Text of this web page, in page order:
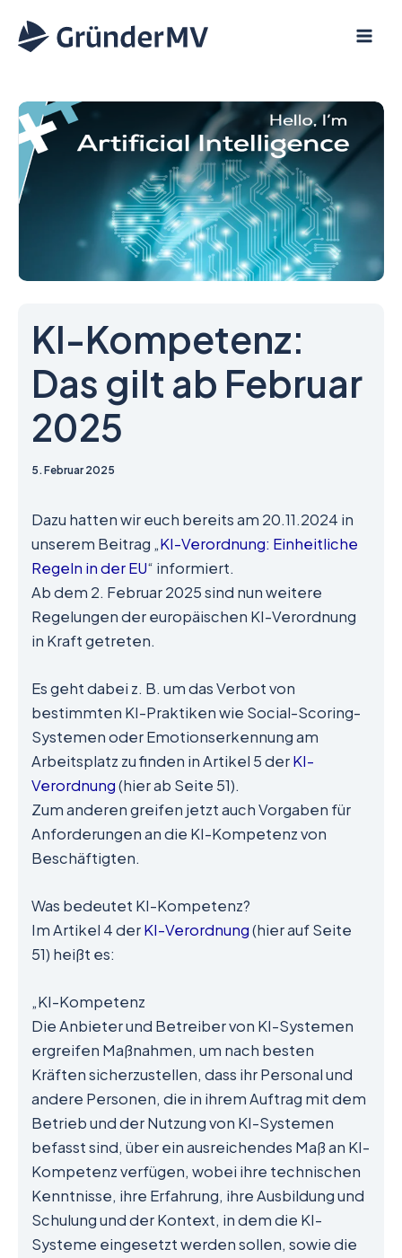
Inhalt
KI-Kompetenz:
Das gilt ab Februar
2025
5. Februar 2025
Dazu hatten wir euch bereits am 20.11.2024 in
unserem Beitrag „KI-Verordnung: Einheitliche
Regeln in der EU“ informiert.
Ab dem 2. Februar 2025 sind nun weitere
Regelungen der europäischen KI-Verordnung
in Kraft getreten.
Es geht dabei z. B. um das Verbot von
bestimmten KI-Praktiken wie Social-Scoring-
Systemen oder Emotionserkennung am
Arbeitsplatz zu finden in Artikel 5 derKI-
Verordnung(hier ab Seite 51).
Zum anderen greifen jetzt auch Vorgaben für
Anforderungen an die KI-Kompetenz von
Beschäftigten.
Was bedeutet KI-Kompetenz?
Im Artikel 4 derKI-Verordnung(hier auf Seite
51) heißt es:
„KI-Kompetenz
Die Anbieter und Betreiber von KI-Systemen
ergreifen Maßnahmen, um nach besten
Kräften sicherzustellen, dass ihr Personal und
andere Personen, die in ihrem Auftrag mit dem
Betrieb und der Nutzung von KI-Systemen
befasst sind, über ein ausreichendes Maß an KI-
Kompetenz verfügen, wobei ihre technischen
Kenntnisse, ihre Erfahrung, ihre Ausbildung und
Schulung und der Kontext, in dem die KI-
Systeme eingesetzt werden sollen, sowie die